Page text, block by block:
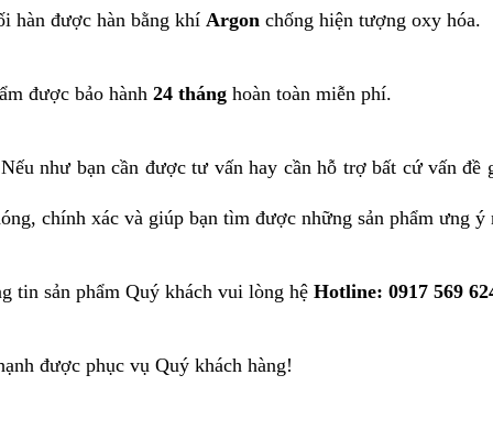
hàn được hàn bằng khí Argonchống hiện tượng oxy hóa.
được bảo hành 24 thánghoàn toàn miễn phí.
Nếu như bạn cần được tư vấn hay cần hỗ trợ bất cứ vấn
chính xác và giúp bạn tìm được những sản phẩm ưng ý
tin sản phẩm Quý khách vui lòng hệ Hotline: 0917 569
được phục vụ Quý khách hàng!